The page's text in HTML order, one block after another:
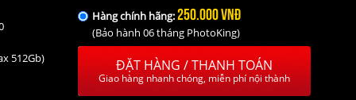
512Gb)
Hàng chính hãng:250.000 VNĐ
(Bảo hành 06 tháng PhotoKing)
ĐẶT HÀNG / THANH TOÁN
Giao hàng nhanh chóng, miễn phí nội thành